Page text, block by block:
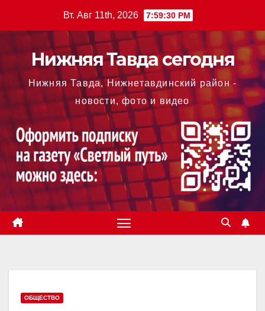
содержимому
Вт. Авг 11th, 2026 7:59:31 PM
Нижняя Тавда сегодня
Нижняя Тавда, Нижнетавдинский район -
новости, фото и видео
ОБЩЕСТВО